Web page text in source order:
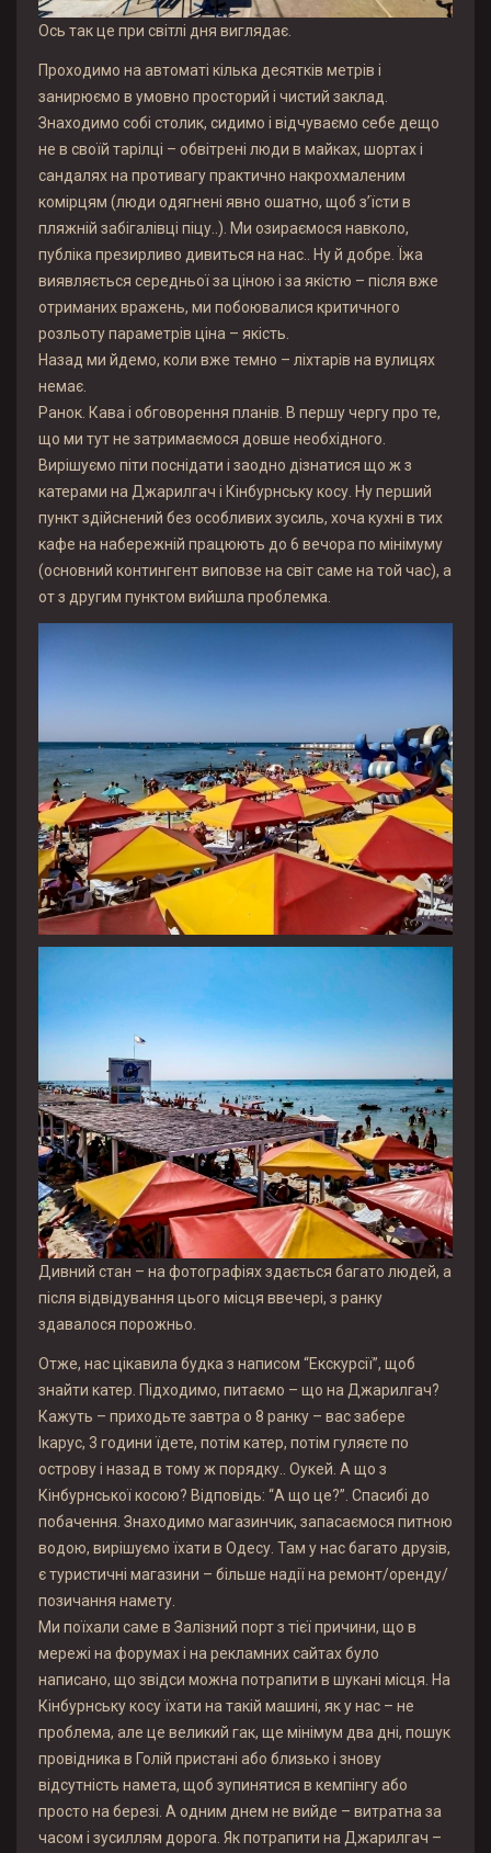
Ось так це при світлі дня виглядає.
Проходимо на автоматі кілька десятків метрів і
занирюємо в умовно просторий і чистий заклад.
Знаходимо собі столик, сидимо і відчуваємо себе дещо
не в своїй тарілці – обвітрені люди в майках, шортах і
сандалях на противагу практично накрохмаленим
комірцям (люди одягнені явно ошатно, щоб з’їсти в
пляжній забігалівці піцу..). Ми озираємося навколо,
публіка презирливо дивиться на нас.. Ну й добре. Їжа
виявляється середньої за ціною і за якістю – після вже
отриманих вражень, ми побоювалися критичного
розльоту параметрів ціна – якість.
Назад ми йдемо, коли вже темно – ліхтарів на вулицях
немає.
Ранок. Кава і обговорення планів. В першу чергу про те,
що ми тут не затримаємося довше необхідного.
Вирішуємо піти поснідати і заодно дізнатися що ж з
катерами на Джарилгач і Кінбурнську косу. Ну перший
пункт здійснений без особливих зусиль, хоча кухні в тих
кафе на набережній працюють до 6 вечора по мінімуму
(основний контингент виповзе на світ саме на той час), а
от з другим пунктом вийшла проблемка.
Дивний стан – на фотографіях здається багато людей, а
після відвідування цього місця ввечері, з ранку
здавалося порожньо.
Отже, нас цікавила будка з написом “Екскурсії”, щоб
знайти катер. Підходимо, питаємо – що на Джарилгач?
Кажуть – приходьте завтра о 8 ранку – вас забере
Ікарус, 3 години їдете, потім катер, потім гуляєте по
острову і назад в тому ж порядку.. Оукей. А що з
Кінбурнської косою? Відповідь: “А що це?”. Спасибі до
побачення. Знаходимо магазинчик, запасаємося питною
водою, вирішуємо їхати в Одесу. Там у нас багато друзів,
є туристичні магазини – більше надії на ремонт/оренду/
позичання намету.
Ми поїхали саме в Залізний порт з тієї причини, що в
мережі на форумах і на рекламних сайтах було
написано, що звідси можна потрапити в шукані місця. На
Кінбурнську косу їхати на такій машині, як у нас – не
проблема, але це великий гак, ще мінімум два дні, пошук
провідника в Голій пристані або близько і знову
відсутність намета, щоб зупинятися в кемпінгу або
просто на березі. А одним днем не вийде – витратна за
часом і зусиллям дорога. Як потрапити на Джарилгач –